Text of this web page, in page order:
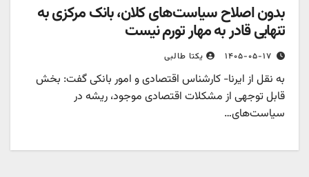
بدون اصلاح سیاست‌های کلان، بانک مرکزی به
تنهایی قادر به مهار تورم نیست
۱۴۰۵-۰۵-۱۷ یکتا طالبی
به نقل از ایرنا- کارشناس اقتصادی و امور بانکی گفت: بخش
قابل توجهی از مشکلات اقتصادی موجود، ریشه در
سیاست‌های…